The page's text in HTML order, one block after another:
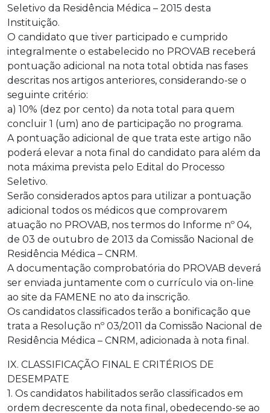
Seletivo da Residência Médica – 2015 desta
Instituição.
O candidato que tiver participado e cumprido
integralmente o estabelecido no PROVAB receberá
pontuação adicional na nota total obtida nas fases
descritas nos artigos anteriores, considerando-se o
seguinte critério:
a) 10% (dez por cento) da nota total para quem
concluir 1 (um) ano de participação no programa.
A pontuação adicional de que trata este artigo não
poderá elevar a nota final do candidato para além da
nota máxima prevista pelo Edital do Processo
Seletivo.
Serão considerados aptos para utilizar a pontuação
adicional todos os médicos que comprovarem
atuação no PROVAB, nos termos do Informe nº 04,
de 03 de outubro de 2013 da Comissão Nacional de
Residência Médica – CNRM.
A documentação comprobatória do PROVAB deverá
ser enviada juntamente com o currículo via on-line
ao site da FAMENE no ato da inscrição.
Os candidatos classificados terão a bonificação que
trata a Resolução nº 03/2011 da Comissão Nacional de
Residência Médica – CNRM, adicionada à nota final.
IX. CLASSIFICAÇÃO FINAL E CRITÉRIOS DE
DESEMPATE
1. Os candidatos habilitados serão classificados em
ordem decrescente da nota final, obedecendo-se ao